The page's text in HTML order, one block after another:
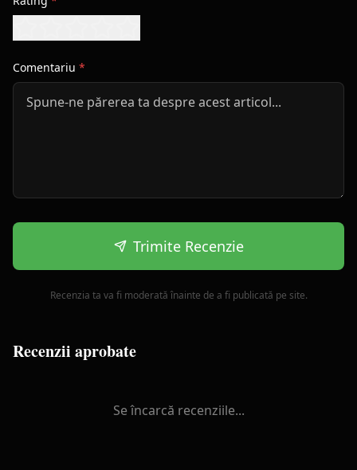
Comentariu *
Trimite Recenzie
Recenzia ta va fi moderată înainte de a fi publicată pe site.
Recenzii aprobate
Se încarcă recenziile...